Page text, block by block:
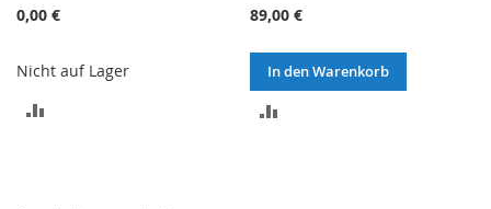
0,00 €
Nicht auf Lager
89,00 €
In den Warenkorb